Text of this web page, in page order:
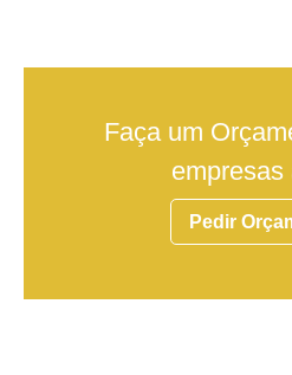
Faça um
empresas
Pedir